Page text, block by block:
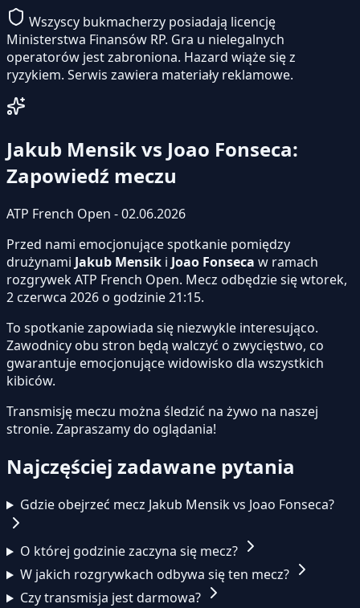
Wszyscy bukmacherzy posiadają licencję
Ministerstwa Finansów RP. Gra u nielegalnych
operatorów jest zabroniona. Hazard wiąże się z
ryzykiem. Serwis zawiera materiały reklamowe.
Jakub Mensik vs Joao Fonseca:
Zapowiedź meczu
ATP French Open - 02.06.2026
Przed nami emocjonujące spotkanie pomiędzy
drużynami Jakub Mensik i Joao Fonseca w ramach
rozgrywek ATP French Open. Mecz odbędzie się wtorek,
2 czerwca 2026 o godzinie 21:15.
To spotkanie zapowiada się niezwykle interesująco.
Zawodnicy obu stron będą walczyć o zwycięstwo, co
gwarantuje emocjonujące widowisko dla wszystkich
kibiców.
Transmisję meczu można śledzić na żywo na naszej
stronie. Zapraszamy do oglądania!
Najczęściej zadawane pytania
Gdzie obejrzeć mecz Jakub Mensik vs Joao Fonseca?
O której godzinie zaczyna się mecz?
W jakich rozgrywkach odbywa się ten mecz?
Czy transmisja jest darmowa?